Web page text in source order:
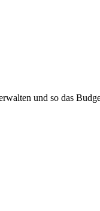
und so das